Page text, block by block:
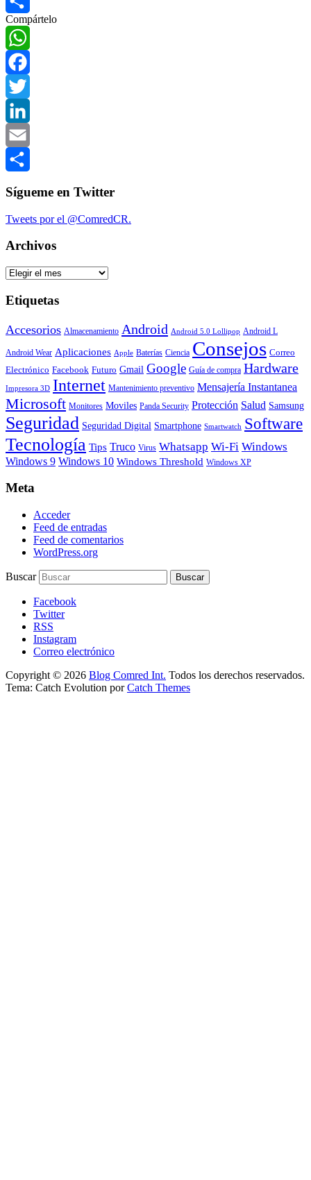
Compartir
Compártelo
WhatsApp
Facebook
Twitter
LinkedIn
Email
Sígueme en Twitter
Tweets por el @ComredCR.
Archivos
Archivos
Etiquetas
Accesorios Almacenamiento Android Android 5.0 Lollipop Android L
Android Wear Aplicaciones Apple Baterías Ciencia Consejos Correo
Electrónico Facebook Futuro Gmail Google Guía de compra Hardware
Impresora 3D Internet Mantenimiento preventivo Mensajería Instantanea
Microsoft Monitores Moviles Panda Security Protección Salud Samsung
Seguridad Seguridad Digital Smartphone Smartwatch Software
Tecnología Tips Truco Virus Whatsapp Wi-Fi Windows
Windows 9 Windows 10 Windows Threshold Windows XP
Meta
Acceder
Feed de entradas
Feed de comentarios
WordPress.org
Buscar
Facebook
Twitter
RSS
Instagram
Correo electrónico
Copyright © 2026 Blog Comred Int. Todos los derechos reservados.
Tema: Catch Evolution porCatch Themes